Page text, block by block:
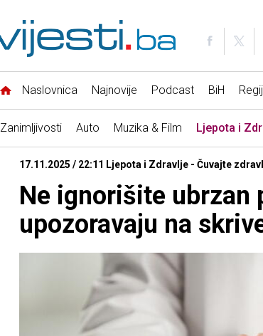
Naslovnica Najnovije Podcast BiH
Zanimljivosti Auto Muzika & Film Ljepota i
17.11.2025 / 22:11 Ljepota i Zdravlje - Čuvajte
Ne ignorišite ubrzan
upozoravaju na